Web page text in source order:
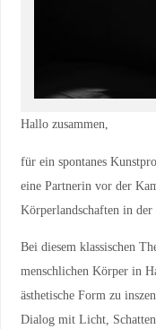
Hallo zusammen,
für ein spontanes
eine Partnerin vor der
Körperlandschaften in der
Bei diesem klassischen
menschlichen Körper in
ästhetische Form zu
Dialog mit Licht,